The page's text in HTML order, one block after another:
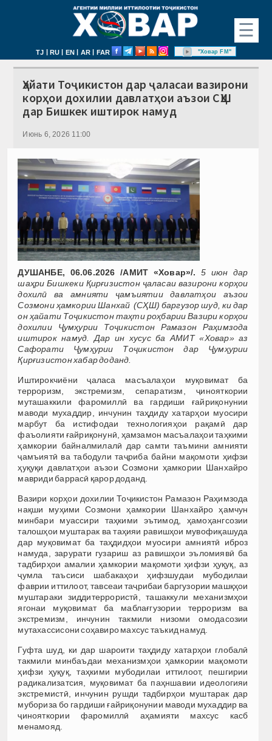
☰
TJ | RU | EN | AR | FAR "Ховар FM"
Ҳайати Тоҷикистон дар ҷаласаи вазирони
корҳои дохилии давлатҳои аъзои СҲШ
дар Бишкек иштирок намуд
Июнь 6, 2026 11:00
ДУШАНБЕ, 06.06.2026 /АМИТ «Ховар»/.
5 июн дар
шаҳри Бишкеки Қирғизистон ҷаласаи вазирони корҳои
дохилӣ ва амнияти ҷамъиятии давлатҳои аъзои
Созмони ҳамкории Шанхай (СҲШ) баргузор шуд, ки дар
он ҳайати Тоҷикистон таҳти роҳбарии Вазири корҳои
дохилии Ҷумҳурии Тоҷикистон Рамазон Раҳимзода
иштирок намуд. Дар ин хусус ба АМИТ «Ховар» аз
Сафорати Ҷумҳурии Тоҷикистон дар Ҷумҳурии
Қирғизистон хабар доданд.
Иштирокчиёни ҷаласа масъалаҳои муқовимат ба
терроризм, экстремизм, сепаратизм, ҷинояткории
муташаккили фаромиллӣ ва гардиши ғайриқонунии
маводи мухаддир, инчунин таҳдиду хатарҳои муосири
марбут ба истифодаи технологияҳои рақамӣ дар
фаъолияти ғайриқонунӣ, ҳамзамон масъалаҳои таҳкими
ҳамкории байналмилалӣ дар самти таъмини амнияти
ҷамъиятӣ ва табодули таҷриба байни мақомоти ҳифзи
ҳуқуқи давлатҳои аъзои Созмони ҳамкории Шанхайро
мавриди баррасӣ қарор доданд.
Вазири корҳои дохилии Тоҷикистон Рамазон Раҳимзода
нақши муҳими Созмони ҳамкории Шанхайро ҳамчун
минбари муассири таҳкими эътимод, ҳамоҳангсозии
талошҳои муштарак ва таҳияи равишҳои мувофиқашуда
дар муқовимат ба таҳдидҳои муосири амниятӣ иброз
намуда, зарурати гузариш аз равишҳои эъломиявӣ ба
тадбирҳои амалии ҳамкории мақомоти ҳифзи ҳуқуқ, аз
ҷумла таъсиси шабакаҳои ҳифзшудаи мубодилаи
фаврии иттилоот, тавсеаи таҷрибаи баргузории машқҳои
муштараки зиддитеррористӣ, ташаккули механизмҳои
ягонаи муқовимат ба маблағгузории терроризм ва
экстремизм, инчунин такмили низоми омодасозии
мутахассисони соҳавиро махсус таъкид намуд.
Гуфта шуд, ки дар шароити таҳдиду хатарҳои глобалӣ
такмили минбаъдаи механизмҳои ҳамкории мақомоти
ҳифзи ҳуқуқ, таҳкими мубодилаи иттилоот, пешгирии
радикализатсия, муқовимат ба паҳншавии идеологияи
экстремистӣ, инчунин рушди тадбирҳои муштарак дар
мубориза бо гардиши ғайриқонунии маводи мухаддир ва
ҷинояткории фаромиллӣ аҳамияти махсус касб
менамояд.